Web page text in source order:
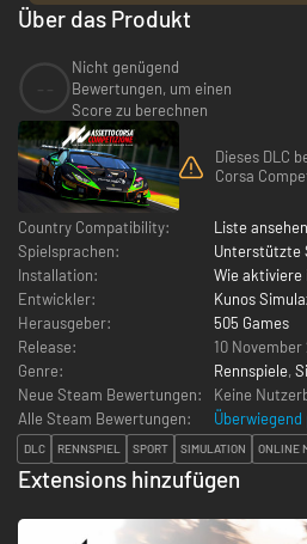
Über das Produkt
Nicht genügend
Bewertungen, um einen
Score zu berechnen
Dieses DLC
Corsa
Country Compatibility:
Liste ansehen
Spielsprachen:
Unterstützte
Installation:
Wie aktiviere
Entwickler:
Kunos
Herausgeber:
505 Games
Release:
10 November
Genre:
Rennspiele,
Neue Steam Bewertungen:
Keine
Alle Steam Bewertungen:
DLC RENNSPIEL SPORT SIMULATION ONLINE
Extensions hinzufügen